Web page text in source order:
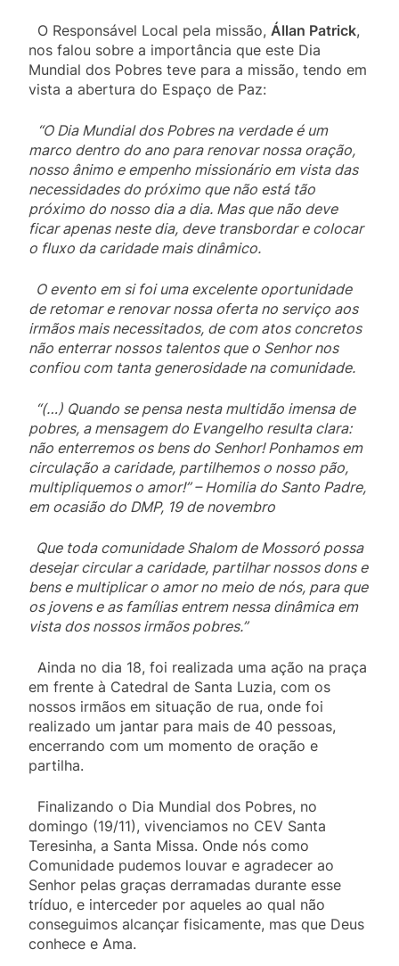
O Responsável Local pela missão, Állan Patrick,
nos falou sobre a importância que este Dia
Mundial dos Pobres teve para a missão, tendo em
vista a abertura do Espaço de Paz:
“O Dia Mundial dos Pobres na verdade é um
marco dentro do ano para renovar nossa oração,
nosso ânimo e empenho missionário em vista das
necessidades do próximo que não está tão
próximo do nosso dia a dia. Mas que não deve
ficar apenas neste dia, deve transbordar e colocar
o fluxo da caridade mais dinâmico.
O evento em si foi uma excelente oportunidade
de retomar e renovar nossa oferta no serviço aos
irmãos mais necessitados, de com atos concretos
não enterrar nossos talentos que o Senhor nos
confiou com tanta generosidade na comunidade.
“(…) Quando se pensa nesta multidão imensa de
pobres, a mensagem do Evangelho resulta clara:
não enterremos os bens do Senhor! Ponhamos em
circulação a caridade, partilhemos o nosso pão,
multipliquemos o amor!” – Homilia do Santo Padre,
em ocasião do DMP, 19 de novembro
Que toda comunidade Shalom de Mossoró possa
desejar circular a caridade, partilhar nossos dons e
bens e multiplicar o amor no meio de nós, para que
os jovens e as famílias entrem nessa dinâmica em
vista dos nossos irmãos pobres.”
Ainda no dia 18, foi realizada uma ação na praça
em frente à Catedral de Santa Luzia, com os
nossos irmãos em situação de rua, onde foi
realizado um jantar para mais de 40 pessoas,
encerrando com um momento de oração e
partilha.
Finalizando o Dia Mundial dos Pobres, no
domingo (19/11), vivenciamos no CEV Santa
Teresinha, a Santa Missa. Onde nós como
Comunidade pudemos louvar e agradecer ao
Senhor pelas graças derramadas durante esse
tríduo, e interceder por aqueles ao qual não
conseguimos alcançar fisicamente, mas que Deus
conhece e Ama.